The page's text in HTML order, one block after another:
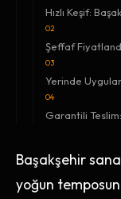
Hızlı Keşif:
02
Şeffaf
03
Yerinde
04
Garantili
Başakşehir
yoğun